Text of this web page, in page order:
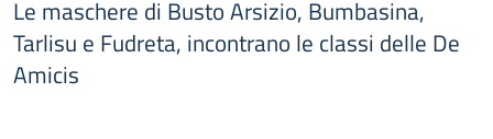
Le maschere di Busto Arsizio, Bumbasina,
Tarlisu e Fudreta, incontrano le classi delle De
Amicis